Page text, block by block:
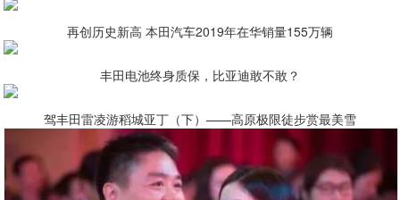
再创历史新高 本田汽车2019年在华销量155万辆
丰田电池终身质保，比亚迪敢不敢？
驾丰田雷凌游稻城亚丁（下）——高原极限徒步赏最美雪